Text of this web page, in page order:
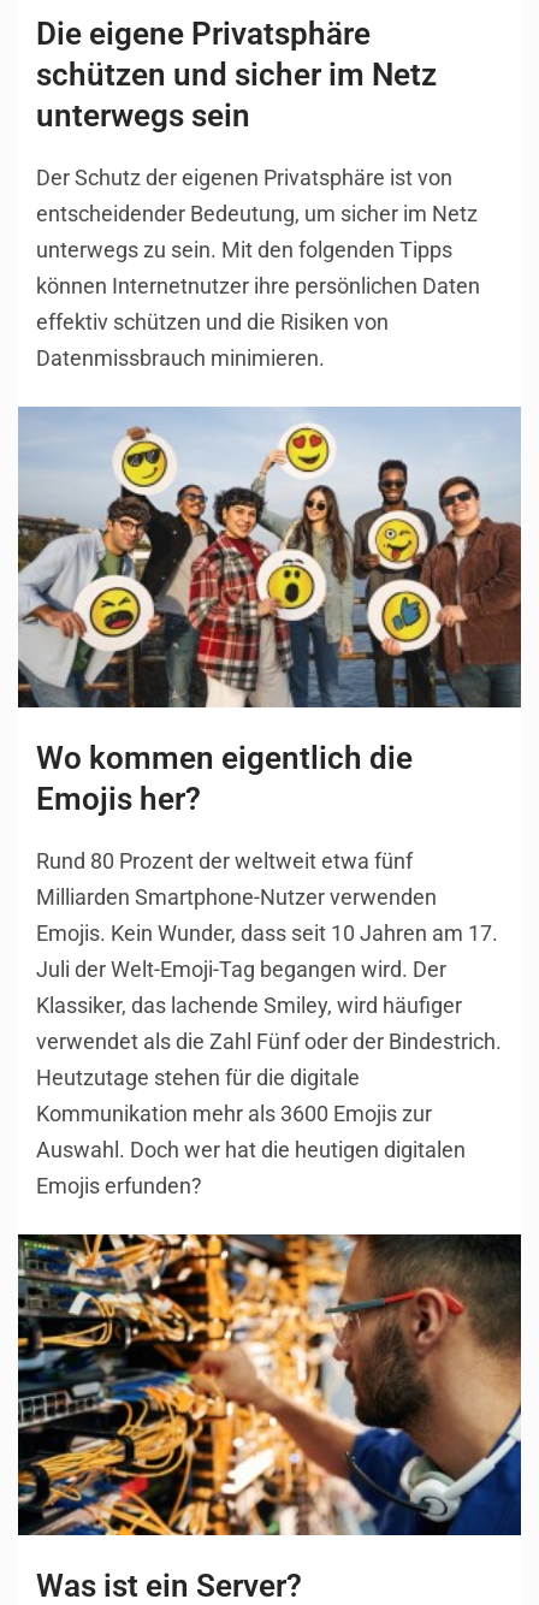
Die eigene Privatsphäre
schützen und sicher im Netz
unterwegs sein
Der Schutz der eigenen Privatsphäre ist von
entscheidender Bedeutung, um sicher im Netz
unterwegs zu sein. Mit den folgenden Tipps
können Internetnutzer ihre persönlichen Daten
effektiv schützen und die Risiken von
Datenmissbrauch minimieren.
Wo kommen eigentlich die
Emojis her?
Rund 80 Prozent der weltweit etwa fünf
Milliarden Smartphone-Nutzer verwenden
Emojis. Kein Wunder, dass seit 10 Jahren am 17.
Juli der Welt-Emoji-Tag begangen wird. Der
Klassiker, das lachende Smiley, wird häufiger
verwendet als die Zahl Fünf oder der Bindestrich.
Heutzutage stehen für die digitale
Kommunikation mehr als 3600 Emojis zur
Auswahl. Doch wer hat die heutigen digitalen
Emojis erfunden?
Was ist ein Server?